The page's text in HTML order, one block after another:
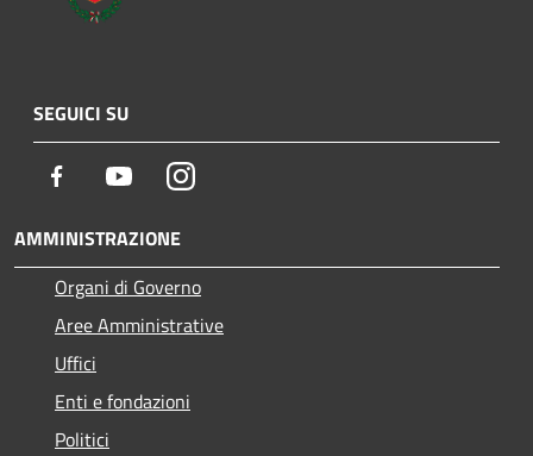
SEGUICI SU
Facebook YoutubeInstagram
AMMINISTRAZIONE
Organi di Governo
Aree Amministrative
Uffici
Enti e fondazioni
Politici